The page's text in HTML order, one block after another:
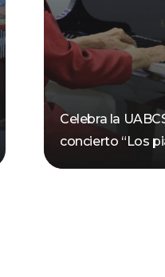
Celebra la
concierto “Los